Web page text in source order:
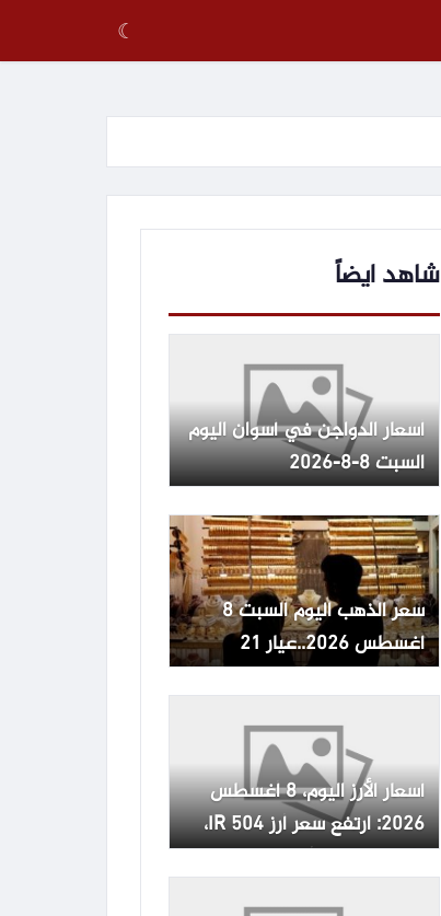
☾
شاهد ايضاً
أسعار الدواجن في أسوان اليوم
السبت 8-8-2026
سعر الذهب اليوم السبت 8
أغسطس 2026..عيار 21
يحافظ على مستوى 6080
أسعار الأرز اليوم، 8 أغسطس
2026: ارتفع سعر أرز IR 504،
وانخفض سعر أرز الياسمين.